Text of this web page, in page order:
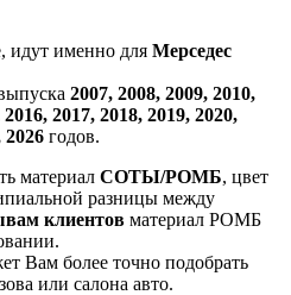
идут именно для Мерседес
2007, 2008, 2009, 2010,
2017, 2018, 2019, 2020,
2026 годов.
материал СОТЫ/РОМБ, цвет
разницы между
клиентов материал РОМБ
Вам более точно подобрать
или салона авто.